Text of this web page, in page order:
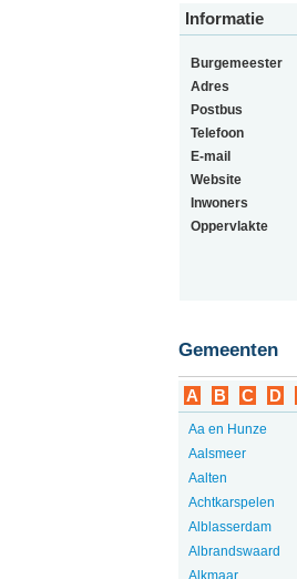
Informatie
Burgemeester
Adres
Postbus
Telefoon
E-mail
Website
Inwoners
Oppervlakte
Gemeenten
A B C D
Aa en Hunze
Aalsmeer
Aalten
Achtkarspelen
Alblasserdam
Albrandswaard
Alkmaar